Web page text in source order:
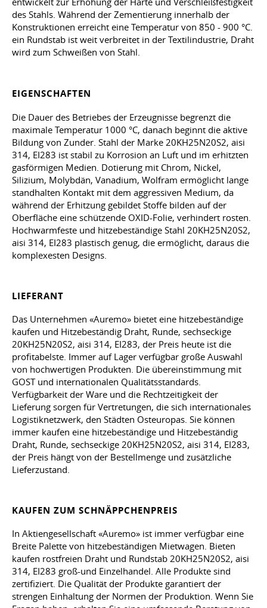
des Stahls. Während der Zementierung innerhalb der
Konstruktionen erreicht eine Temperatur von 850 - 900 °C.
ein Rundstab ist weit verbreitet in der Textilindustrie, Draht
wird zum Schweißen von Stahl.
EIGENSCHAFTEN
Die Dauer des Betriebes der Erzeugnisse begrenzt die
maximale Temperatur 1000 °C, danach beginnt die aktive
Bildung von Zunder. Stahl der Marke 20KH25N20S2, aisi
314, EI283 ist stabil zu Korrosion an Luft und im erhitzten
gasförmigen Medien. Dotierung mit Chrom, Nickel,
Silizium, Molybdän, Vanadium, Wolfram ermöglicht lange
standhalten Kontakt mit dem aggressiven Medium, da
während der Erhitzung gebildet Stoffe bilden auf der
Oberfläche eine schützende OXID-Folie, verhindert rosten.
Hochwarmfeste und hitzebeständige Stahl 20KH25N20S2,
aisi 314, EI283 plastisch genug, die ermöglicht, daraus die
komplexesten Designs.
LIEFERANT
Das Unternehmen «Auremo» bietet eine hitzebeständige
kaufen und Hitzebeständig Draht, Runde, sechseckige
20KH25N20S2, aisi 314, EI283, der Preis heute ist die
profitabelste. Immer auf Lager verfügbar große Auswahl
von hochwertigen Produkten. Die übereinstimmung mit
GOST und internationalen Qualitätsstandards.
Verfügbarkeit der Ware und die Rechtzeitigkeit der
Lieferung sorgen für Vertretungen, die sich internationales
Logistiknetzwerk, den Städten Osteuropas. Sie können
immer kaufen eine hitzebeständige und Hitzebeständig
Draht, Runde, sechseckige 20KH25N20S2, aisi 314, EI283,
der Preis hängt von der Bestellmenge und zusätzliche
Lieferzustand.
KAUFEN ZUM SCHNÄPPCHENPREIS
In Aktiengesellschaft «Auremo» ist immer verfügbar eine
Breite Palette von hitzebeständigen Mietwagen. Bieten
kaufen rostfreien Draht und Rundstab 20KH25N20S2, aisi
314, EI283 groß-und Einzelhandel. Alle Produkte sind
zertifiziert. Die Qualität der Produkte garantiert der
strengen Einhaltung der Normen der Produktion. Wenn Sie